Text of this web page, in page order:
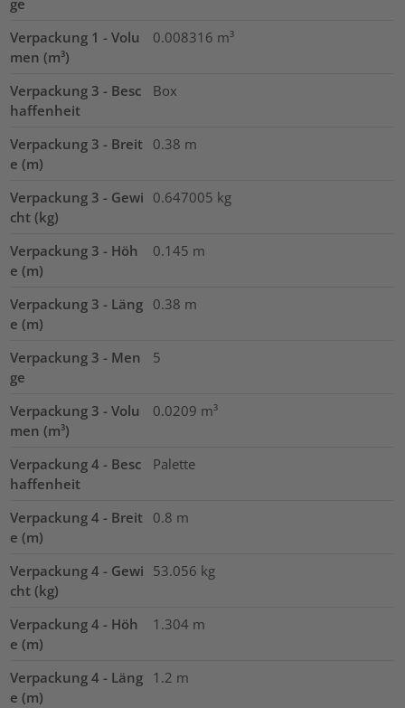
Verpackung 1 - Volu
men (m³)
0.008316 m³
Verpackung 3 - Besc
haffenheit
Box
Verpackung 3 - Breit
e (m)
0.38 m
Verpackung 3 - Gewi
cht (kg)
0.647005 kg
Verpackung 3 - Höh
e (m)
0.145 m
Verpackung 3 - Läng
e (m)
0.38 m
Verpackung 3 - Men
ge
5
Verpackung 3 - Volu
men (m³)
0.0209 m³
Verpackung 4 - Besc
haffenheit
Palette
Verpackung 4 - Breit
e (m)
0.8 m
Verpackung 4 - Gewi
cht (kg)
53.056 kg
Verpackung 4 - Höh
e (m)
1.304 m
Verpackung 4 - Läng
e (m)
1.2 m